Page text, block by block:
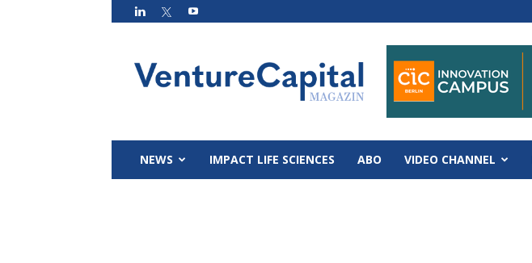
Magazin
NEWS IMPACT LIFE SCIENCES ABO VIDEO CHANNEL